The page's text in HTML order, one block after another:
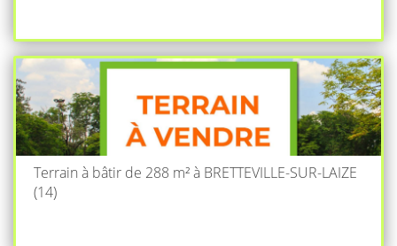
Terrain à bâtir de 288 m² à BRETTEVILLE-SUR-LAIZE
(14)